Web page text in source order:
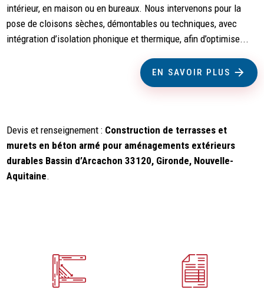
intérieur, en maison ou en bureaux. Nous intervenons pour la
pose de cloisons sèches, démontables ou techniques, avec
intégration d’isolation phonique et thermique, afin d’optimise...
EN SAVOIR PLUS
Devis et renseignement : Construction de terrasses et
murets en béton armé pour aménagements extérieurs
durables Bassin d’Arcachon 33120, Gironde, Nouvelle-
Aquitaine.